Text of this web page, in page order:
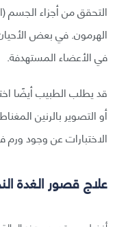
التحقق من أجزاء الجسم
الهرمون. في بعض
في الأعضاء المستهدفة.
قد يطلب الطبيب أيضًا
أو التصوير بالرنين
الاختبارات عن وجود ورم
علاج قصور الغدة